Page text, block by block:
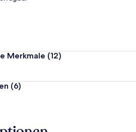
Merkmale (12)
(6)